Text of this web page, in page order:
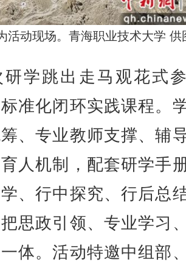
活动现场。青海职业技术大学 供
跳出走马观花式
准化闭环实践课程。
、专业教师支撑、辅
人机制，配套研学手
、行中探究、行后总
思政引领、专业学习
体。活动特邀中组部